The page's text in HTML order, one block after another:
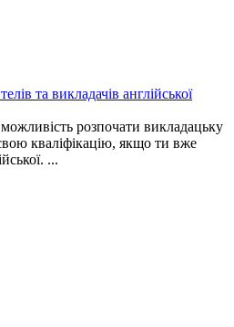
та викладачів англійської
розпочати викладацьку
кваліфікацію, якщо ти вже
...